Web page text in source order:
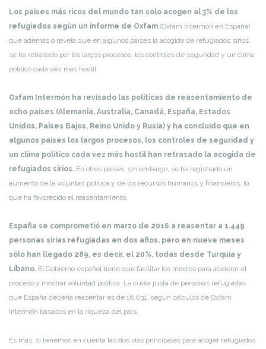
Los países más ricos del mundo tan solo acogen al 3% de los
refugiados según un informe de Oxfam (Oxfam Intermón en España)
que además o revela que en algunos países la acogida de refugiados sirios
se ha retrasado por los largos procesos, los controles de seguridad y un clima
político cada vez más hostil.
Oxfam Intermón ha revisado las políticas de reasentamiento de
ocho países (Alemania, Australia, Canadá, España, Estados
Unidos, Países Bajos, Reino Unido y Rusia) y ha concluido que en
algunos países los largos procesos, los controles de seguridad y
un clima político cada vez más hostil han retrasado la acogida de
refugiados sirios. En otros países, sin embargo, se ha registrado un
aumento de la voluntad política y de los recursos humanos y financieros, lo
que ha favorecido el reasentamiento.
España se comprometió en marzo de 2016 a reasentar a 1.449
personas sirias refugiadas en dos años, pero en nueve meses
sólo han llegado 289, es decir, el 20%, todas desde Turquía y
Líbano. El Gobierno español tiene que facilitar los medios para acelerar el
proceso y mostrar voluntad política. La cuota justa de personas refugiadas
que España debería reasentar es de 16.031, según cálculos de Oxfam
Intermón basados en la riqueza del país.
Es más, si tenemos en cuenta las dos vías principales para acoger refugiados